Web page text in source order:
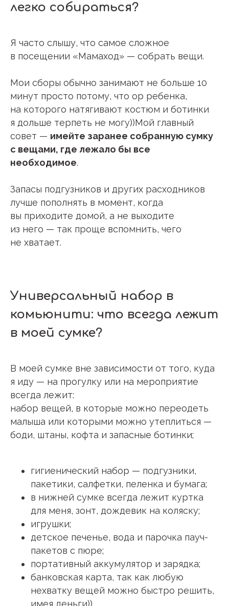
легко собираться?
Я часто слышу, что самое сложное
в посещении «Мамаход» — собрать вещи.
Мои сборы обычно занимают не больше 10
минут просто потому, что ор ребенка,
на которого натягивают костюм и ботинки
я дольше терпеть не могу))Мой главный
совет — имейте заранее собранную сумку
с вещами, где лежало бы все
необходимое.
Запасы подгузников и других расходников
лучше пополнять в момент, когда
вы приходите домой, а не выходите
из него — так проще вспомнить, чего
не хватает.
Универсальный набор в
комьюнити: что всегда лежит
в моей сумке?
В моей сумке вне зависимости от того, куда
я иду — на прогулку или на мероприятие
всегда лежит:
набор вещей, в которые можно переодеть
малыша или которыми можно утеплиться —
боди, штаны, кофта и запасные ботинки;
гигиенический набор — подгузники,
пакетики, салфетки, пеленка и бумага;
в нижней сумке всегда лежит куртка
для меня, зонт, дождевик на коляску;
игрушки;
детское печенье, вода и парочка пауч-
пакетов с пюре;
портативный аккумулятор и зарядка;
банковская карта, так как любую
нехватку вещей можно быстро решить,
имея деньги))